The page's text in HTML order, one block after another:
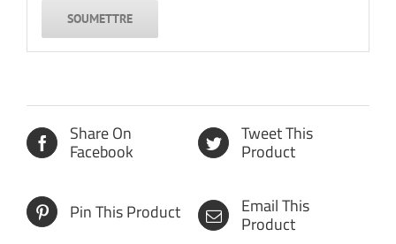
Share On
Facebook
Tweet This
Product
Pin This Product Email This
Product